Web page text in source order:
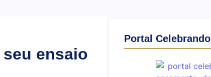
ensaio
Portal Celebrando